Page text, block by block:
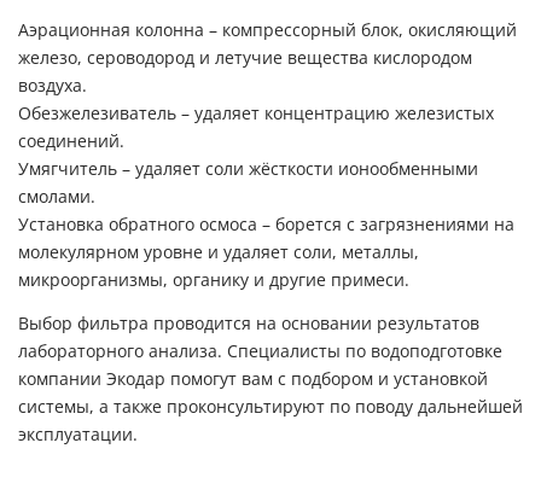
Аэрационная колонна – компрессорный блок, окисляющий
железо, сероводород и летучие вещества кислородом
воздуха.
Обезжелезиватель – удаляет концентрацию железистых
соединений.
Умягчитель – удаляет соли жёсткости ионообменными
смолами.
Установка обратного осмоса – борется с загрязнениями на
молекулярном уровне и удаляет соли, металлы,
микроорганизмы, органику и другие примеси.
Выбор фильтра проводится на основании результатов
лабораторного анализа. Специалисты по водоподготовке
компании Экодар помогут вам с подбором и установкой
системы, а также проконсультируют по поводу дальнейшей
эксплуатации.